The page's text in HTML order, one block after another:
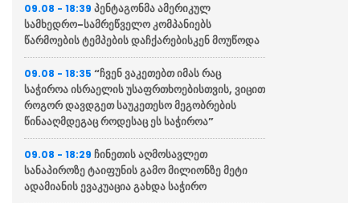
09.08 - 18:39 პენტაგონმა ამერიკულ
სამხედრო-სამრეწველო კომპანიებს
წარმოების ტემპების დაჩქარებისკენ მოუწოდა
09.08 - 18:35 “ჩვენ ვაკეთებთ იმას რაც
საჭიროა ისრაელის უსაფრთხოებისთვის, ვიცით
როგორ დავდგეთ საუკეთესო მეგობრების
წინააღმდეგაც როდესაც ეს საჭიროა”
09.08 - 18:29 ჩინეთის აღმოსავლეთ
სანაპიროზე ტაიფუნის გამო მილიონზე მეტი
ადამიანის ევაკუაცია გახდა საჭირო